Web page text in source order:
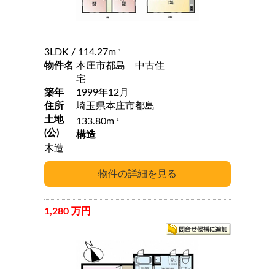
3LDK / 114.27m 2
物件名 本庄市都島 中古住
宅
築年
1999年12月
住所
埼玉県本庄市都島
土地
(公)
133.80m 2
構造
木造
1,280 万円